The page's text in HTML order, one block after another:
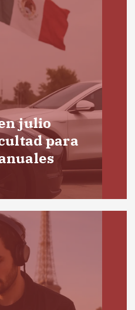
julio
para